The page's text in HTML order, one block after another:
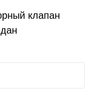
клапан